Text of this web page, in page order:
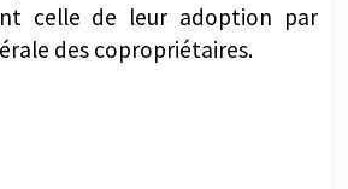
celle de leur adoption par
des copropriétaires.